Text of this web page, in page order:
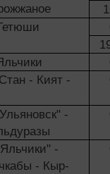
- Кият -
-
-
- Кыр-